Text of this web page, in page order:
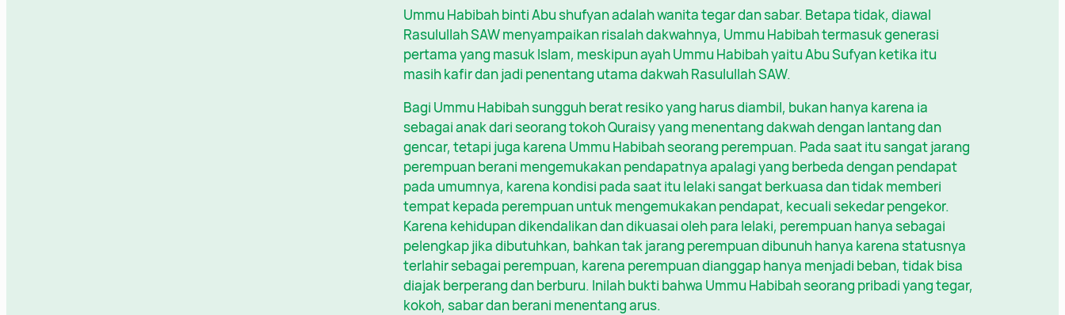
Ummu Habibah binti Abu shufyan adalah wanita tegar dan sabar. Betapa tidak, diawal
Rasulullah SAW menyampaikan risalah dakwahnya, Ummu Habibah termasuk generasi
pertama yang masuk Islam, meskipun ayah Ummu Habibah yaitu Abu Sufyan ketika itu
masih kafir dan jadi penentang utama dakwah Rasulullah SAW.
Bagi Ummu Habibah sungguh berat resiko yang harus diambil, bukan hanya karena ia
sebagai anak dari seorang tokoh Quraisy yang menentang dakwah dengan lantang dan
gencar, tetapi juga karena Ummu Habibah seorang perempuan. Pada saat itu sangat jarang
perempuan berani mengemukakan pendapatnya apalagi yang berbeda dengan pendapat
pada umumnya, karena kondisi pada saat itu lelaki sangat berkuasa dan tidak memberi
tempat kepada perempuan untuk mengemukakan pendapat, kecuali sekedar pengekor.
Karena kehidupan dikendalikan dan dikuasai oleh para lelaki, perempuan hanya sebagai
pelengkap jika dibutuhkan, bahkan tak jarang perempuan dibunuh hanya karena statusnya
terlahir sebagai perempuan, karena perempuan dianggap hanya menjadi beban, tidak bisa
diajak berperang dan berburu. Inilah bukti bahwa Ummu Habibah seorang pribadi yang tegar,
kokoh, sabar dan berani menentang arus.